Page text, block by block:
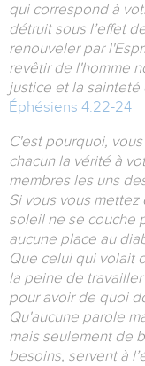
qui correspond à
détruit sous l’effet
renouveler par
revêtir de l'homme
justice et la
Éphésiens 4.22-24
C'est pourquoi,
chacun la vérité à
membres les uns
Si vous vous
soleil ne se couche
aucune place au
Que celui qui volait
la peine de
pour avoir de quoi
Qu'aucune parole
mais seulement de
besoins, servent à